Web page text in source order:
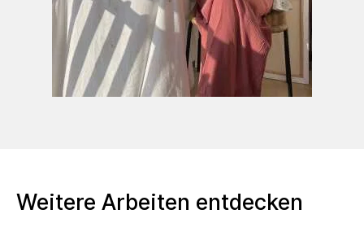
Weitere Arbeiten entdecken